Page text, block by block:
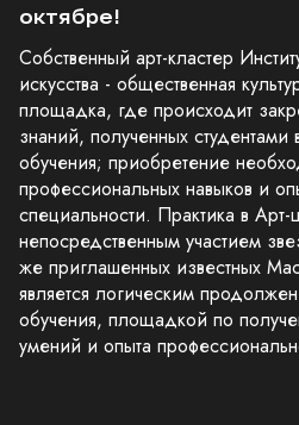
октябре!
Собственный арт-кластер
искусства - общественная
площадка, где происходит
знаний, полученных студентами
обучения; приобретение
профессиональных навыков и
специальности. Практика в
непосредственным участием
же приглашенных известных
является логическим
обучения, площадкой по
умений и опыта